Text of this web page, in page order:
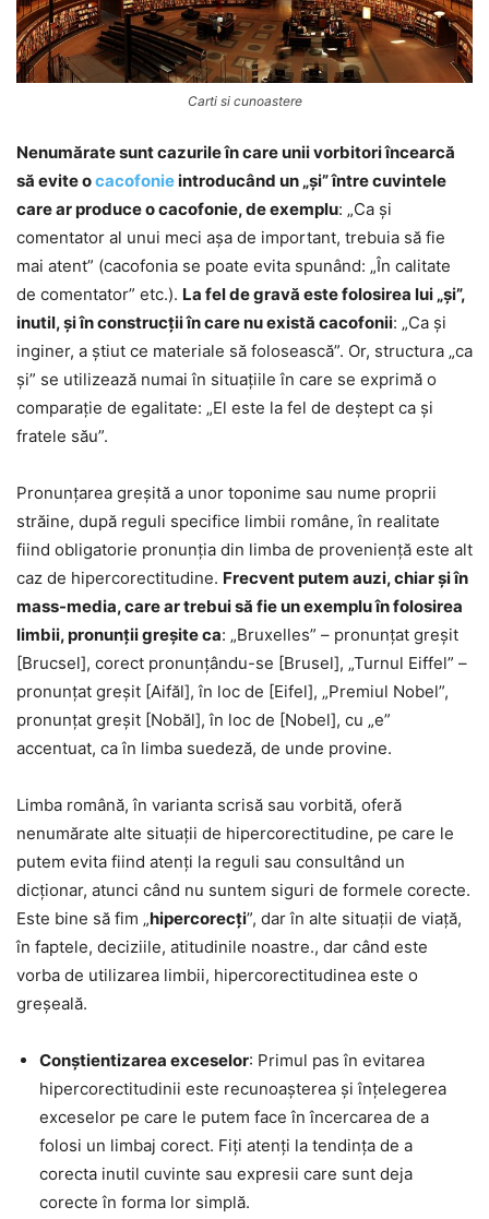
Carti si cunoastere
Nenumărate sunt cazurile în care unii vorbitori încearcă
să evite ocacofonieintroducând un „și” între cuvintele
care ar produce o cacofonie, de exemplu: „Ca și
comentator al unui meci așa de important, trebuia să fie
mai atent” (cacofonia se poate evita spunând: „În calitate
de comentator” etc.). La fel de gravă este folosirea lui „și”,
inutil, și în construcții în care nu există cacofonii: „Ca și
inginer, a știut ce materiale să folosească”. Or, structura „ca
și” se utilizează numai în situațiile în care se exprimă o
comparație de egalitate: „El este la fel de deștept ca și
fratele său”.
Pronunțarea greșită a unor toponime sau nume proprii
străine, după reguli specifice limbii române, în realitate
fiind obligatorie pronunția din limba de proveniență este alt
caz de hipercorectitudine. Frecvent putem auzi, chiar și în
mass-media, care ar trebui să fie un exemplu în folosirea
limbii, pronunții greșite ca: „Bruxelles” – pronunțat greșit
[Brucsel], corect pronunțându-se [Brusel], „Turnul Eiffel” –
pronunțat greșit [Aifăl], în loc de [Eifel], „Premiul Nobel”,
pronunțat greșit [Nobăl], în loc de [Nobel], cu „e”
accentuat, ca în limba suedeză, de unde provine.
Limba română, în varianta scrisă sau vorbită, oferă
nenumărate alte situații de hipercorectitudine, pe care le
putem evita fiind atenți la reguli sau consultând un
dicționar, atunci când nu suntem siguri de formele corecte.
Este bine să fim „hipercorecți”, dar în alte situații de viață,
în faptele, deciziile, atitudinile noastre., dar când este
vorba de utilizarea limbii, hipercorectitudinea este o
greșeală.
Conștientizarea exceselor: Primul pas în evitarea
hipercorectitudinii este recunoașterea și înțelegerea
exceselor pe care le putem face în încercarea de a
folosi un limbaj corect. Fiți atenți la tendința de a
corecta inutil cuvinte sau expresii care sunt deja
corecte în forma lor simplă.